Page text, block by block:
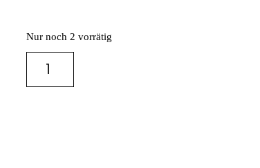
Nur noch 2 vorrätig